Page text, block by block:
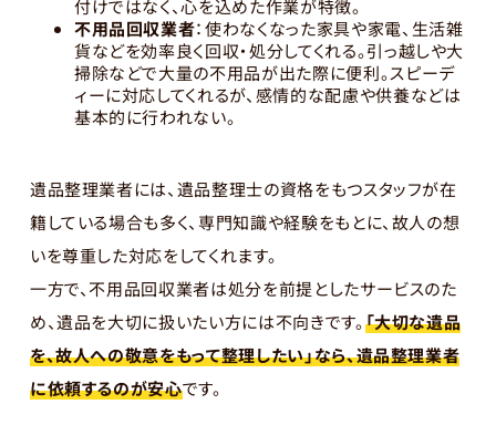
付けではなく、心を込めた作業が特徴。
不用品回収業者：使わなくなった家具や家電、生活雑
貨などを効率良く回収・処分してくれる。引っ越しや大
掃除などで大量の不用品が出た際に便利。スピーデ
ィーに対応してくれるが、感情的な配慮や供養などは
基本的に行われない。
遺品整理業者には、遺品整理士の資格をもつスタッフが在
籍している場合も多く、専門知識や経験をもとに、故人の想
いを尊重した対応をしてくれます。
一方で、不用品回収業者は処分を前提としたサービスのた
め、遺品を大切に扱いたい方には不向きです。「大切な遺品
を、故人への敬意をもって整理したい」なら、遺品整理業者
に依頼するのが安心です。